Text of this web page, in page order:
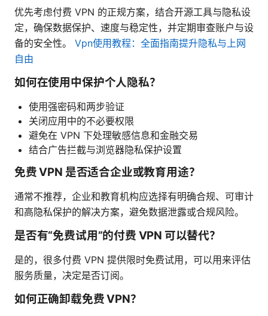
优先考虑付费 VPN 的正规方案，结合开源工具与隐私设
定，确保数据保护、速度与稳定性，并定期审查账户与设
备的安全性。 Vpn使用教程：全面指南提升隐私与上网
自由
如何在使用中保护个人隐私？
使用强密码和两步验证
关闭应用中的不必要权限
避免在 VPN 下处理敏感信息和金融交易
结合广告拦截与浏览器隐私保护设置
免费 VPN 是否适合企业或教育用途？
通常不推荐，企业和教育机构应选择有明确合规、可审计
和高隐私保护的解决方案，避免数据泄露或合规风险。
是否有“免费试用”的付费 VPN 可以替代？
是的，很多付费 VPN 提供限时免费试用，可以用来评估
服务质量，决定是否订阅。
如何正确卸载免费 VPN？